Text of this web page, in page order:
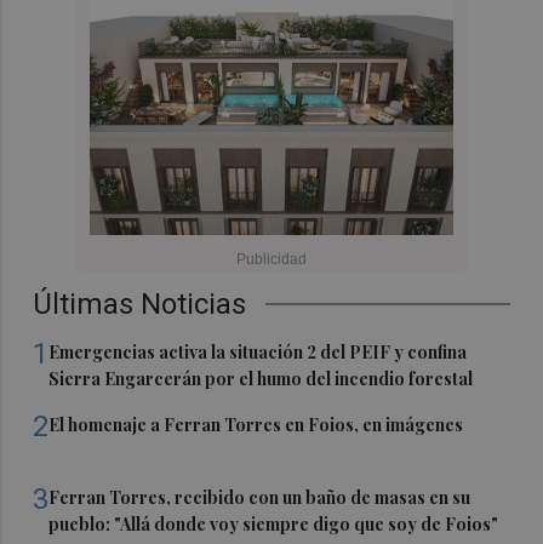
Últimas Noticias
1 Emergencias activa la situación 2 del PEIF y confina
Sierra Engarcerán por el humo del incendio forestal
2El homenaje a Ferran Torres en Foios, en imágenes
3Ferran Torres, recibido con un baño de masas en su
pueblo: "Allá donde voy siempre digo que soy de Foios"